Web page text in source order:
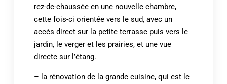
rez-de-chaussée en une nouvelle chambre,
cette fois-ci orientée vers le sud, avec un
accès direct sur la petite terrasse puis vers le
jardin, le verger et les prairies, et une vue
directe sur l’étang.
– la rénovation de la grande cuisine, qui est le